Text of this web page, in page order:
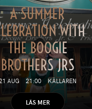
A SUMMER
WITH
THE BOOGIE
BROTHERS JRS
AUG 21:00 KÄLLAREN
LÄS MER